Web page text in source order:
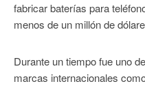
fabricar baterías para
menos de un millón de
Durante un tiempo fue uno
marcas internacionales